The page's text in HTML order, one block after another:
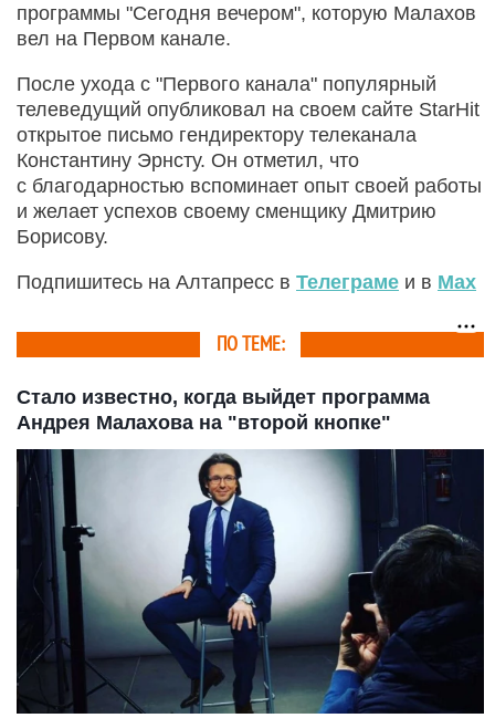
программы "Сегодня вечером", которую Малахов
вел на Первом канале.
После ухода с "Первого канала" популярный
телеведущий опубликовал на своем сайте StarHit
открытое письмо гендиректору телеканала
Константину Эрнсту. Он отметил, что
с благодарностью вспоминает опыт своей работы
и желает успехов своему сменщику Дмитрию
Борисову.
Подпишитесь на Алтапресс в Телеграме и в Max
ПО ТЕМЕ:
Стало известно, когда выйдет программа
Андрея Малахова на "второй кнопке"